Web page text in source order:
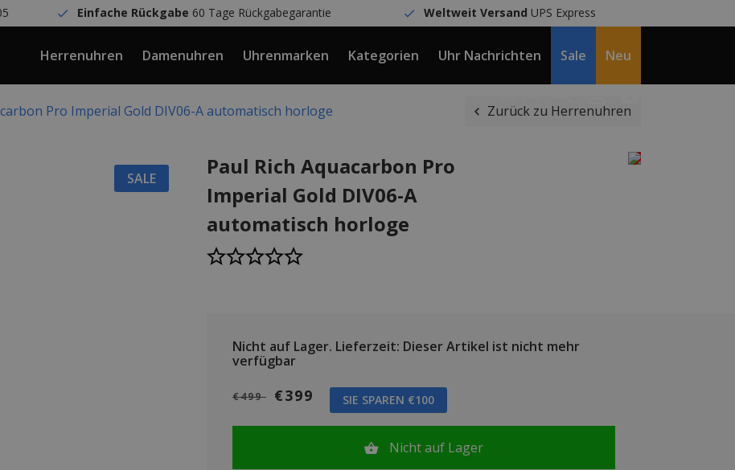
Einfache Rückgabe 60 Tage Rückgabegarantie Weltweit Versand UPS Express
Herrenuhren Damenuhren Uhrenmarken Kategorien Uhr Nachrichten Sale Neu
Pro Imperial Gold DIV06-A automatisch horloge Zurück zu Herrenuhren
SALE
Paul Rich Aquacarbon Pro
Imperial Gold DIV06-A
automatisch horloge
Nicht auf Lager. Lieferzeit: Dieser Artikel ist nicht mehr
verfügbar
€499 €399 SIE SPAREN €100
Nicht auf Lager